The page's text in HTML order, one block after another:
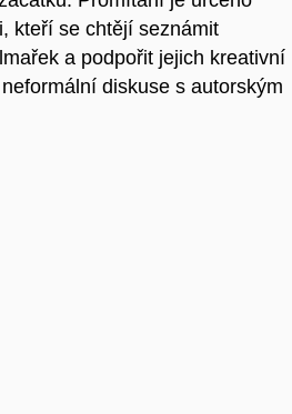
kteří se chtějí seznámit
a podpořit jejich kreativní
diskuse s autorským